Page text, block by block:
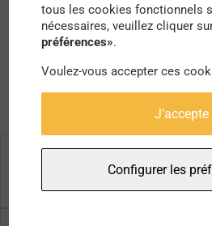
tous les cookies fonctionnels
nécessaires, veuillez cliquer
préférences».
Voulez-vous accepter ces
J'accepte
Configurer les